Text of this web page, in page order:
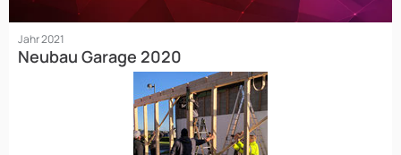
Jahr 2021
Neubau Garage 2020